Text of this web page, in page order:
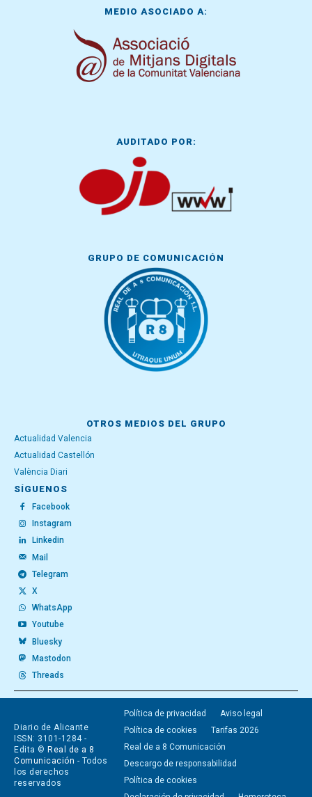
MEDIO ASOCIADO A:
AUDITADO POR:
GRUPO DE COMUNICACIÓN
OTROS MEDIOS DEL GRUPO
Actualidad Valencia
Actualidad Castellón
València Diari
SÍGUENOS
Facebook
Instagram
Linkedin
Mail
Telegram
X
WhatsApp
Youtube
Bluesky
Mastodon
Threads
Diario de Alicante
ISSN: 3101-1284 -
Edita © Real de a 8
Comunicación - Todos
los derechos
reservados
Política de privacidad
Aviso legal
Política de cookies
Tarifas 2026
Real de a 8 Comunicación
Descargo de responsabilidad
Política de cookies